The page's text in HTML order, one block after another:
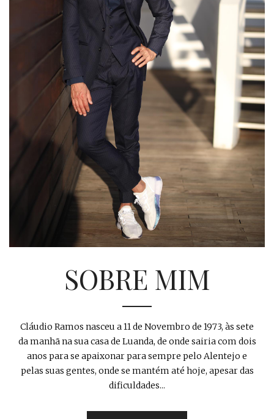
SOBRE MIM
Cláudio Ramos nasceu a 11 de Novembro de 1973, às sete
da manhã na sua casa de Luanda, de onde sairia com dois
anos para se apaixonar para sempre pelo Alentejo e
pelas suas gentes, onde se mantém até hoje, apesar das
dificuldades...